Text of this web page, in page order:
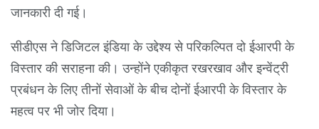
जानकारी दी गई।
सीडीएस ने डिजिटल इंडिया के उद्देश्य से परिकल्पित दो ईआरपी के
विस्तार की सराहना की। उन्होंने एकीकृत रखरखाव और इन्वेंट्री
प्रबंधन के लिए तीनों सेवाओं के बीच दोनों ईआरपी के विस्तार के
महत्व पर भी जोर दिया।